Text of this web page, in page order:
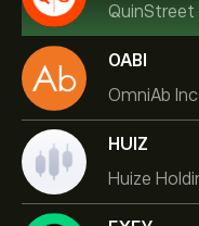
QuinStreet
OABI
OmniAb Inc
HUIZ
Huize